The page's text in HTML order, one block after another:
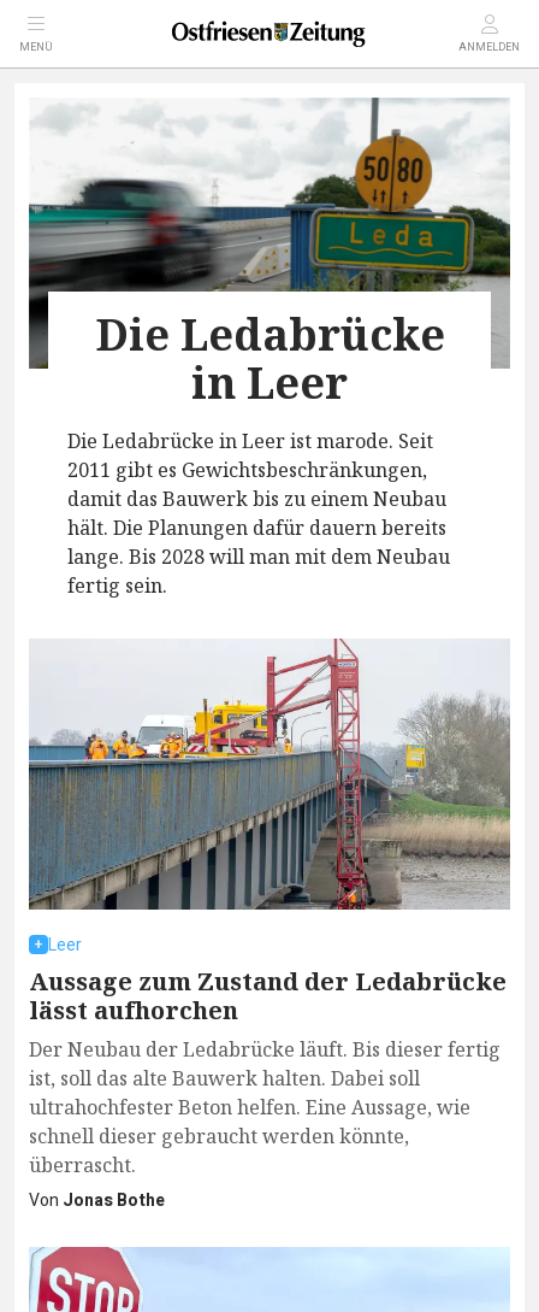
MENÜ ANMELDEN
Die Ledabrücke
in Leer
Die Ledabrücke in Leer ist marode. Seit
2011 gibt es Gewichtsbeschränkungen,
damit das Bauwerk bis zu einem Neubau
hält. Die Planungen dafür dauern bereits
lange. Bis 2028 will man mit dem Neubau
fertig sein.
Leer
Aussage zum Zustand der Ledabrücke
lässt aufhorchen
Der Neubau der Ledabrücke läuft. Bis dieser fertig
ist, soll das alte Bauwerk halten. Dabei soll
ultrahochfester Beton helfen. Eine Aussage, wie
schnell dieser gebraucht werden könnte,
überrascht.
Von Jonas Bothe